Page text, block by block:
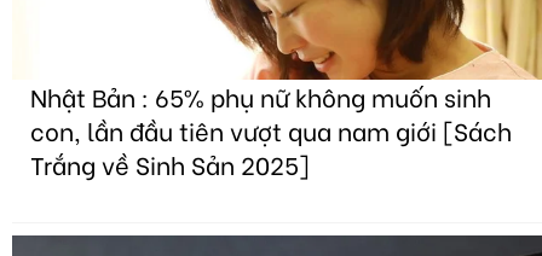
Nhật Bản : 65% phụ nữ không muốn sinh
con, lần đầu tiên vượt qua nam giới [Sách
Trắng về Sinh Sản 2025]